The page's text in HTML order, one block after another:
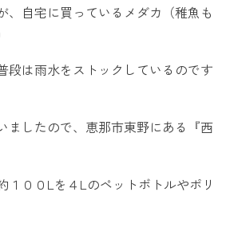
、自宅に買っているメダカ（稚魚も
段は雨水をストックしているのです
ましたので、恵那市東野にある『西
１００Lを４Lのペットボトルやポリ